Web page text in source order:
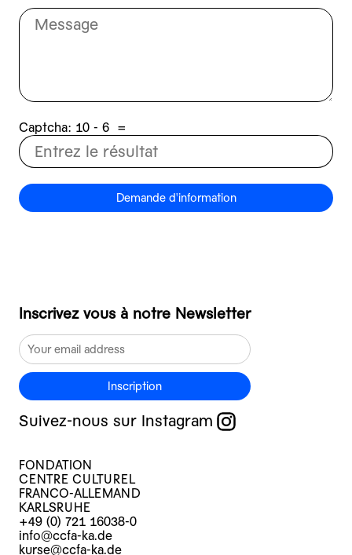
Captcha: 6 - 01 =
Demande d'information
Inscrivez vous à notre Newsletter
Inscription
Suivez-nous sur Instagram
FONDATION
CENTRE CULTUREL
FRANCO-ALLEMAND
KARLSRUHE
+49 (0) 721 16038-0
info@ccfa-ka.de
kurse@ccfa-ka.de